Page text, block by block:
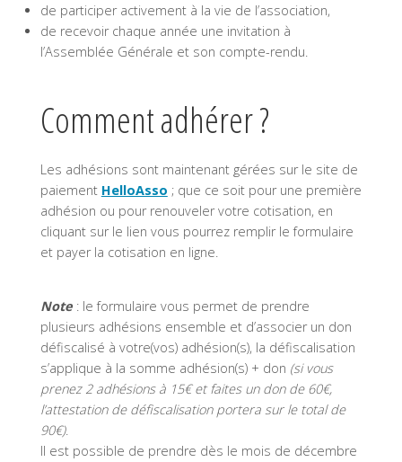
de participer activement à la vie de l’association,
de recevoir chaque année une invitation à
l’Assemblée Générale et son compte-rendu.
Comment adhérer ?
Les adhésions sont maintenant gérées sur le site de
paiement HelloAsso ; que ce soit pour une première
adhésion ou pour renouveler votre cotisation, en
cliquant sur le lien vous pourrez remplir le formulaire
et payer la cotisation en ligne.
Note: le formulaire vous permet de prendre
plusieurs adhésions ensemble et d’associer un don
défiscalisé à votre(vos) adhésion(s), la défiscalisation
s’applique à la somme adhésion(s) + don (si vous
prenez 2 adhésions à 15€ et faites un don de 60€,
l’attestation de défiscalisation portera sur le total de
90€).
Il est possible de prendre dès le mois de décembre